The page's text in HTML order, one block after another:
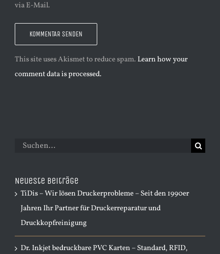
via E-Mail.
This site uses Akismet to reduce spam. Learn how your
comment data is processed.
Suche
Neueste Beiträge
TiDis – Wir lösen Druckerprobleme – Seit den 1990er
Jahren Ihr Partner für Druckerreparatur und
Druckkopfreinigung
Dr. Inkjet bedruckbare PVC Karten – Standard, RFID,